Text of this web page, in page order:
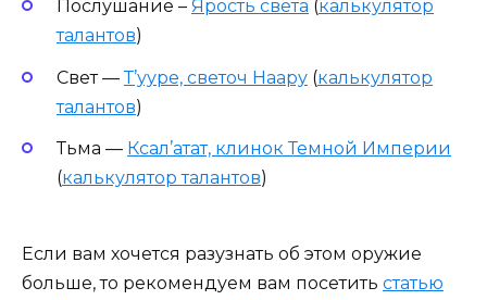
Послушание – Ярость света (калькулятор
талантов)
Свет —Т’ууре, светоч Наару (калькулятор
талантов)
Тьма — Ксал’атат, клинок Темной Империи
(калькулятор талантов)
Если вам хочется разузнать об этом оружие
больше, то рекомендуем вам посетить статью